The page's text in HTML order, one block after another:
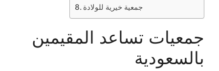
جمعية خيرية للولادة
جمعيات تساعد المقيمين
بالسعودية